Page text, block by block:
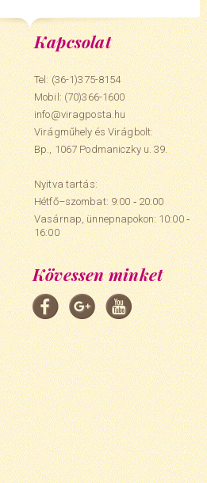
Kapcsolat
Tel: (36-1)375-8154
Mobil:(70)366-1600
info@viragposta.hu
Virágműhely és Virágbolt:
Bp., 1067 Podmaniczky u. 39.
Nyitva tartás:
Hétfő–szombat: 9:00 ‑ 20:00
Vasárnap, ünnepnapokon: 10:00 ‑
16:00
Kövessen minket